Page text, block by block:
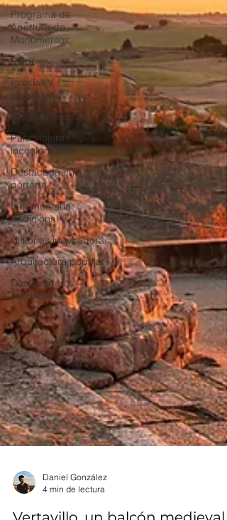
Programa de
Apertura de
Monumentos
Mudéjar
Iglesias y
monasterios
Los más leídos
Para viajeros
inconformistas
Destacada en
portada
Indumentaria
tradicional
Historias inspiradoras
Arquitectura popular
Destacadas
secundarias
Daniel González